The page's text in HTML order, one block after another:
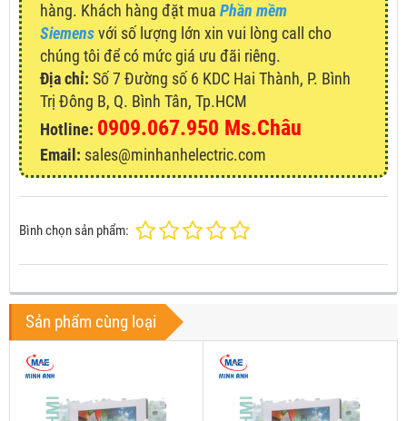
hàng. Khách hàng đặt mua Phần mềm
Siemensvới số lượng lớn xin vui lòng call cho
chúng tôi để có mức giá ưu đãi riêng.
Địa chỉ: Số 7 Đường số 6 KDC Hai Thành, P. Bình
Trị Đông B, Q. Bình Tân, Tp.HCM
Hotline: 0909.067.950 Ms.Châu
Email: sales@minhanhelectric.com
Bình chọn sản phẩm:
Sản phẩm cùng loại